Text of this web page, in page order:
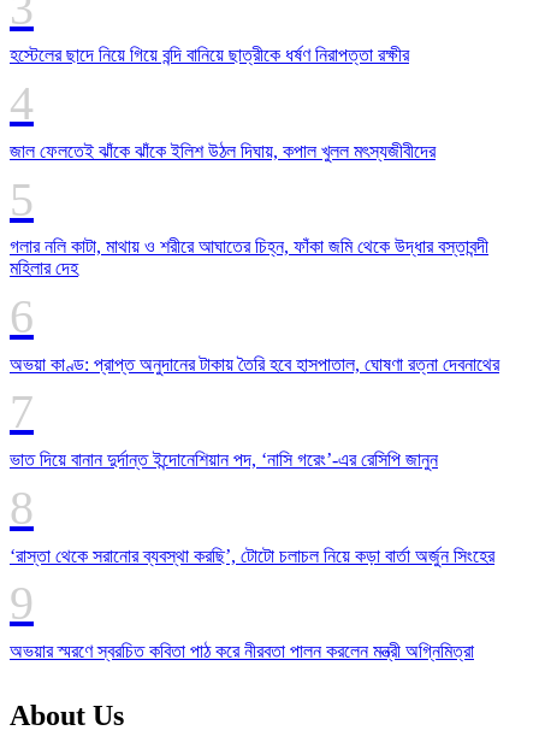
হস্টেলের ছাদে নিয়ে গিয়ে বন্দি বানিয়ে ছাত্রীকে ধর্ষণ নিরাপত্তা রক্ষীর
জাল ফেলতেই ঝাঁকে ঝাঁকে ইলিশ উঠল দিঘায়, কপাল খুলল মৎস্যজীবীদের
গলার নলি কাটা, মাথায় ও শরীরে আঘাতের চিহ্ন, ফাঁকা জমি থেকে উদ্ধার বস্তাবন্দী
মহিলার দেহ
অভয়া কাণ্ড: প্রাপ্ত অনুদানের টাকায় তৈরি হবে হাসপাতাল, ঘোষণা রত্না দেবনাথের
ভাত দিয়ে বানান দুর্দান্ত ইন্দোনেশিয়ান পদ, ‘নাসি গরেং’-এর রেসিপি জানুন
‘রাস্তা থেকে সরানোর ব্যবস্থা করছি’, টোটো চলাচল নিয়ে কড়া বার্তা অর্জুন সিংহের
অভয়ার স্মরণে স্বরচিত কবিতা পাঠ করে নীরবতা পালন করলেন মন্ত্রী অগ্নিমিত্রা
About Us